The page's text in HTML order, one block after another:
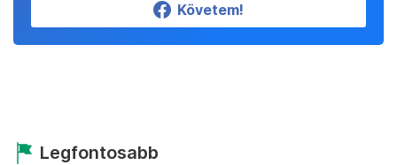
Követem!
Legfontosabb